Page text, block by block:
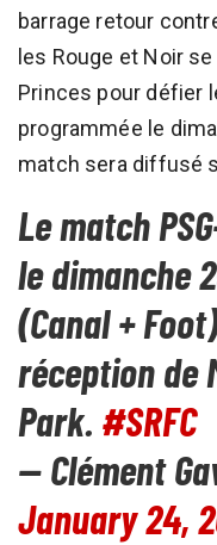
barrage retour
les Rouge et Noir
Princes pour défier
programmée le
match sera diffusé
Le match
le dimanche
(Canal +
réception de
Park. #SRFC
— Clément
January 24,